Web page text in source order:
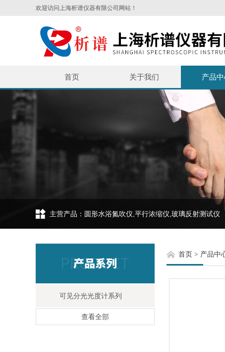
欢迎访问上海析谱仪器有限公司网站！
首页 关于我们 产品
主营产品：圆形水浴氮吹仪,平行浓缩仪,玻璃反射测试仪
可见分光光度计系列
查看全部
首页 > 产品中